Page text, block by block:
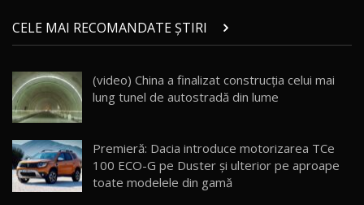
21
Micul BYD Dolphin Surf / Test Drive
AutoBlog.MD
16:59
Noua Mazda 6e / Test Drive AutoBlog.MD
26:59
23
Lynk & Co 01 / Test Drive AutoBlog.MD
25:19
CELE MAI RECOMANDATE ȘTIRI
(video) China a finalizat construcția celui mai
lung tunel de autostradă din lume
Premieră: Dacia introduce motorizarea TCe
100 ECO-G pe Duster şi ulterior pe aproape
toate modelele din gamă